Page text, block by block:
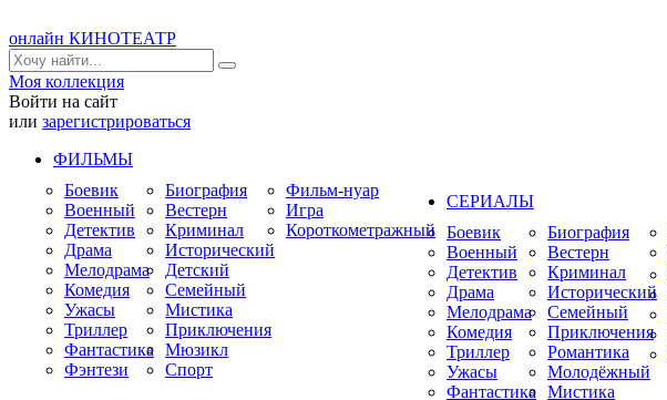
онлайн КИНОТЕАТР
Моя коллекция
Войти на сайт
или зарегистрироваться
ФИЛЬМЫ
Боевик
Военный
Детектив
Драма
Мелодрама
Комедия
Ужасы
Триллер
Фантастика
Фэнтези
Биография
Вестерн
Криминал
Исторический
Детский
Семейный
Мистика
Приключения
Мюзикл
Спорт
Фильм-нуар
Игра
Короткометражный
СЕРИАЛЫ
Боевик
Военный
Детектив
Драма
Мелодрама
Комедия
Триллер
Ужасы
Фантастика
Биография
Вестерн
Криминал
Исторический
Семейный
Приключения
Романтика
Молодёжный
Мистика